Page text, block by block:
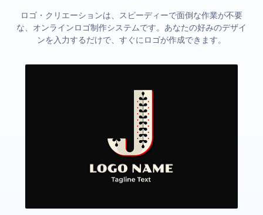
ロゴ・クリエーションは、スピーディーで面倒な作業が不要
な、オンラインロゴ制作システムです。あなたの好みのデザイ
ンを入力するだけで、すぐにロゴが作成できます。